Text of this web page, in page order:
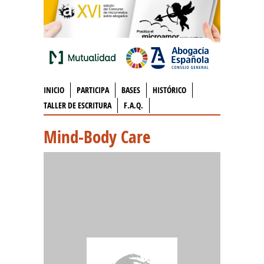
INICIO PARTICIPA BASES
HISTÓRICO
TALLER DE ESCRITURA
F.A.Q.
Mind-Body Care